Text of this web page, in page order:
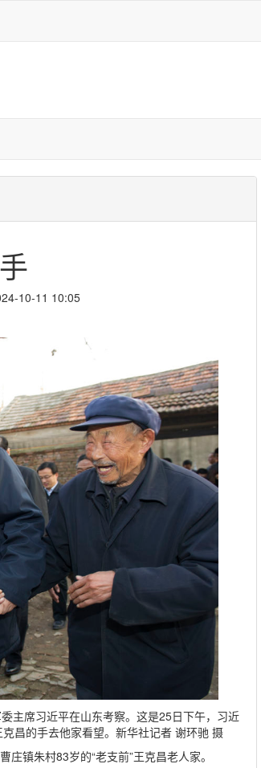
10-11 10:05
主席习近平在山东考察。这是25日下午，习近
昌的手去他家看望。新华社记者 谢环驰 摄
镇朱村83岁的“老支前”王克昌老人家。